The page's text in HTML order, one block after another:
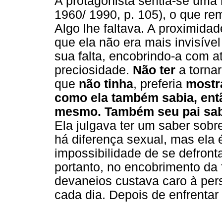
1960/ 1990, p. 105), o que
Algo lhe faltava. A
que ela não era mais
sua falta, encobrindo-a com
preciosidade. Não ter a
que não tinha, preferia
como ela também sabia,
mesmo. Também seu pai
Ela julgava ter um saber
há diferença sexual, mas ela
impossibilidade de se
portanto, no encobrimento
devaneios custava caro à
cada dia. Depois de